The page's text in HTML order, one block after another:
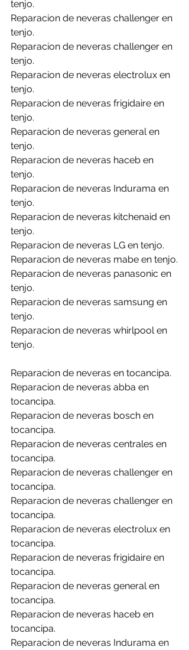
tenjo.
Reparacion de neveras challenger en
tenjo.
Reparacion de neveras challenger en
tenjo.
Reparacion de neveras electrolux en
tenjo.
Reparacion de neveras frigidaire en
tenjo.
Reparacion de neveras general en
tenjo.
Reparacion de neveras haceb en
tenjo.
Reparacion de neveras Indurama en
tenjo.
Reparacion de neveras kitchenaid en
tenjo.
Reparacion de neveras LG en tenjo.
Reparacion de neveras mabe en tenjo.
Reparacion de neveras panasonic en
tenjo.
Reparacion de neveras samsung en
tenjo.
Reparacion de neveras whirlpool en
tenjo.
Reparacion de neveras en tocancipa.
Reparacion de neveras abba en
tocancipa.
Reparacion de neveras bosch en
tocancipa.
Reparacion de neveras centrales en
tocancipa.
Reparacion de neveras challenger en
tocancipa.
Reparacion de neveras challenger en
tocancipa.
Reparacion de neveras electrolux en
tocancipa.
Reparacion de neveras frigidaire en
tocancipa.
Reparacion de neveras general en
tocancipa.
Reparacion de neveras haceb en
tocancipa.
Reparacion de neveras Indurama en